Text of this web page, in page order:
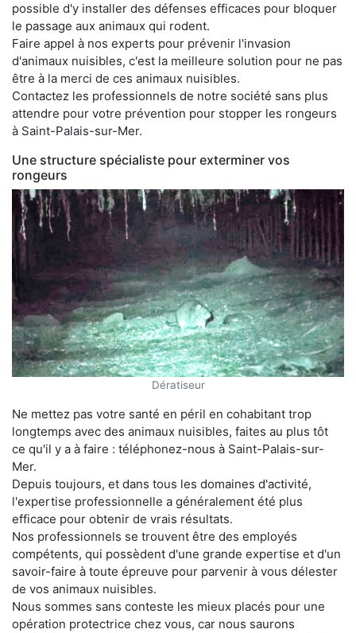
possible d'y installer des défenses efficaces pour bloquer
le passage aux animaux qui rodent.
Faire appel à nos experts pour prévenir l'invasion
d'animaux nuisibles, c'est la meilleure solution pour ne pas
être à la merci de ces animaux nuisibles.
Contactez les professionnels de notre société sans plus
attendre pour votre prévention pour stopper les rongeurs
à Saint-Palais-sur-Mer.
Une structure spécialiste pour exterminer vos
rongeurs
Dératiseur
Ne mettez pas votre santé en péril en cohabitant trop
longtemps avec des animaux nuisibles, faites au plus tôt
ce qu'il y a à faire : téléphonez-nous à Saint-Palais-sur-
Mer.
Depuis toujours, et dans tous les domaines d'activité,
l'expertise professionnelle a généralement été plus
efficace pour obtenir de vrais résultats.
Nos professionnels se trouvent être des employés
compétents, qui possèdent d'une grande expertise et d'un
savoir-faire à toute épreuve pour parvenir à vous délester
de vos animaux nuisibles.
Nous sommes sans conteste les mieux placés pour une
opération protectrice chez vous, car nous saurons